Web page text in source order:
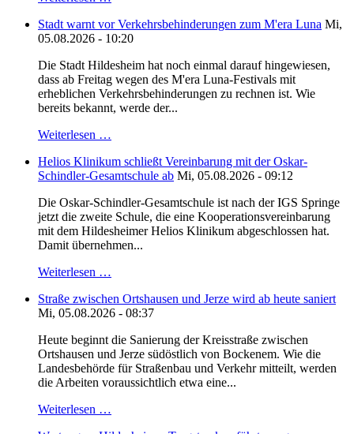
Stadt warnt vor Verkehrsbehinderungen zum M'era Luna Mi,
05.08.2026 - 10:20
Die Stadt Hildesheim hat noch einmal darauf hingewiesen,
dass ab Freitag wegen des M'era Luna-Festivals mit
erheblichen Verkehrsbehinderungen zu rechnen ist. Wie
bereits bekannt, werde der...
Weiterlesen …
Helios Klinikum schließt Vereinbarung mit der Oskar-
Schindler-Gesamtschule ab Mi, 05.08.2026 - 09:12
Die Oskar-Schindler-Gesamtschule ist nach der IGS Springe
jetzt die zweite Schule, die eine Kooperationsvereinbarung
mit dem Hildesheimer Helios Klinikum abgeschlossen hat.
Damit übernehmen...
Weiterlesen …
Straße zwischen Ortshausen und Jerze wird ab heute saniert
Mi, 05.08.2026 - 08:37
Heute beginnt die Sanierung der Kreisstraße zwischen
Ortshausen und Jerze südöstlich von Bockenem. Wie die
Landesbehörde für Straßenbau und Verkehr mitteilt, werden
die Arbeiten voraussichtlich etwa eine...
Weiterlesen …